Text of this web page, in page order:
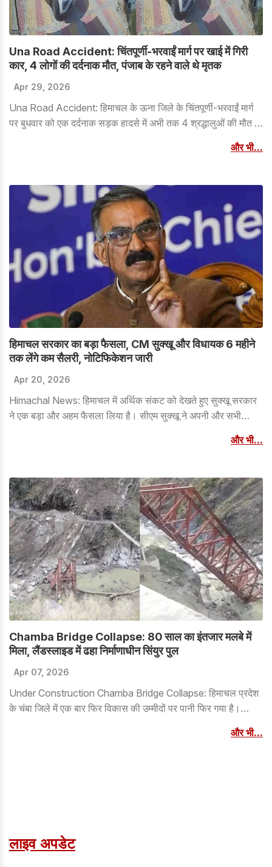
Una Road Accident: चिंतपूर्णी-भरवाईं मार्ग पर खाई में गिरी
कार, 4 लोगों की दर्दनाक मौत, पंजाब के रहने वाले थे मृतक
Apr 29, 2026
Una Road Accident: हिमाचल के ऊना जिले के चिंतपूर्णी-भरवाईं मार्ग
पर बुधवार को एक दर्दनाक सड़क हादसे में अभी तक 4 श्रद्धालुओं की मौत हो
पोस्टमार्टम के लिए भेज दिया। साथ ही घायलों को पास के अस्पताल में इलाज
और भी...
हिमाचल सरकार का बड़ा फैसला, CM सुक्खू और विधायक 6 महीने
तक लेंगे कम सैलरी, नोटिफिकेशन जारी
Apr 20, 2026
Himachal News: हिमाचल में अर्थिक संकट को देखते हुए सुक्खू सरकार
ने एक बड़ा और अहम फैसला लिया है। सीएम सुक्खू ने अपनी और सभी
नोटिफिकेशन के अनुसार, राज्य के मुख्यमंत्री और विधायक आगामी 6 महीनों
रखने के उद्देश्य से लिया गया है।
और भी...
Chamba Bridge Collapse: 80 साल का इंतजार मलबे में
मिला, लैंडस्लाइड में ढहा निर्माणाधीन सिंयुर पुल
Apr 07, 2026
Under Construction Chamba Bridge Collapse: हिमाचल प्रदेश
के चंबा जिले में एक बार फिर विकास की उम्मीदों पर पानी फिर गया है।
पूरी तरह ध्वस्त हो गया। यह पुल स्थानीय ग्रामीणों के लिए बेहद महत्वपूर्ण था
और भी...
लाइव अपडेट